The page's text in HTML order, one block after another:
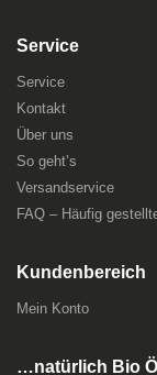
Service
Service
Kontakt
Über uns
So geht’s
Versandservice
FAQ – Häufig
Kundenbereich
Mein Konto
…natürlich Bio